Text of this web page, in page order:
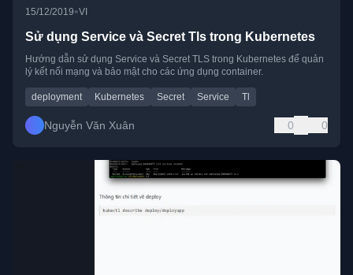
15/12/2019•VI
Sử dụng Service và Secret Tls trong Kubernetes
Hướng dẫn sử dụng Service và Secret TLS trong Kubernetes để quản
lý kết nối mạng và bảo mật cho các ứng dụng container.
deployment Kubernetes Secret Service Tl
Nguyễn Văn Xuân 0 0